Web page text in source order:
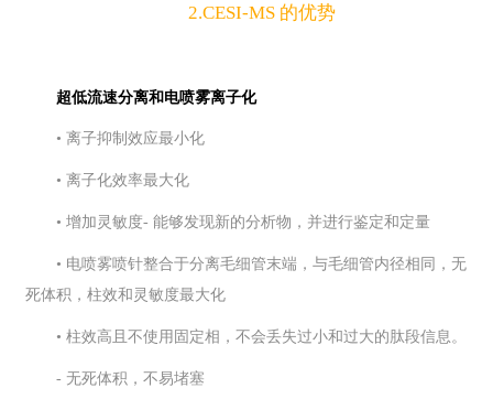
2.CESI-MS 的优势
超低流速分离和电喷雾离子化
• 离子抑制效应最小化
• 离子化效率最大化
• 增加灵敏度- 能够发现新的分析物，并进行鉴定和定量
• 电喷雾喷针整合于分离毛细管末端，与毛细管内径相同，无
死体积，柱效和灵敏度最大化
• 柱效高且不使用固定相，不会丢失过小和过大的肽段信息。
- 无死体积，不易堵塞